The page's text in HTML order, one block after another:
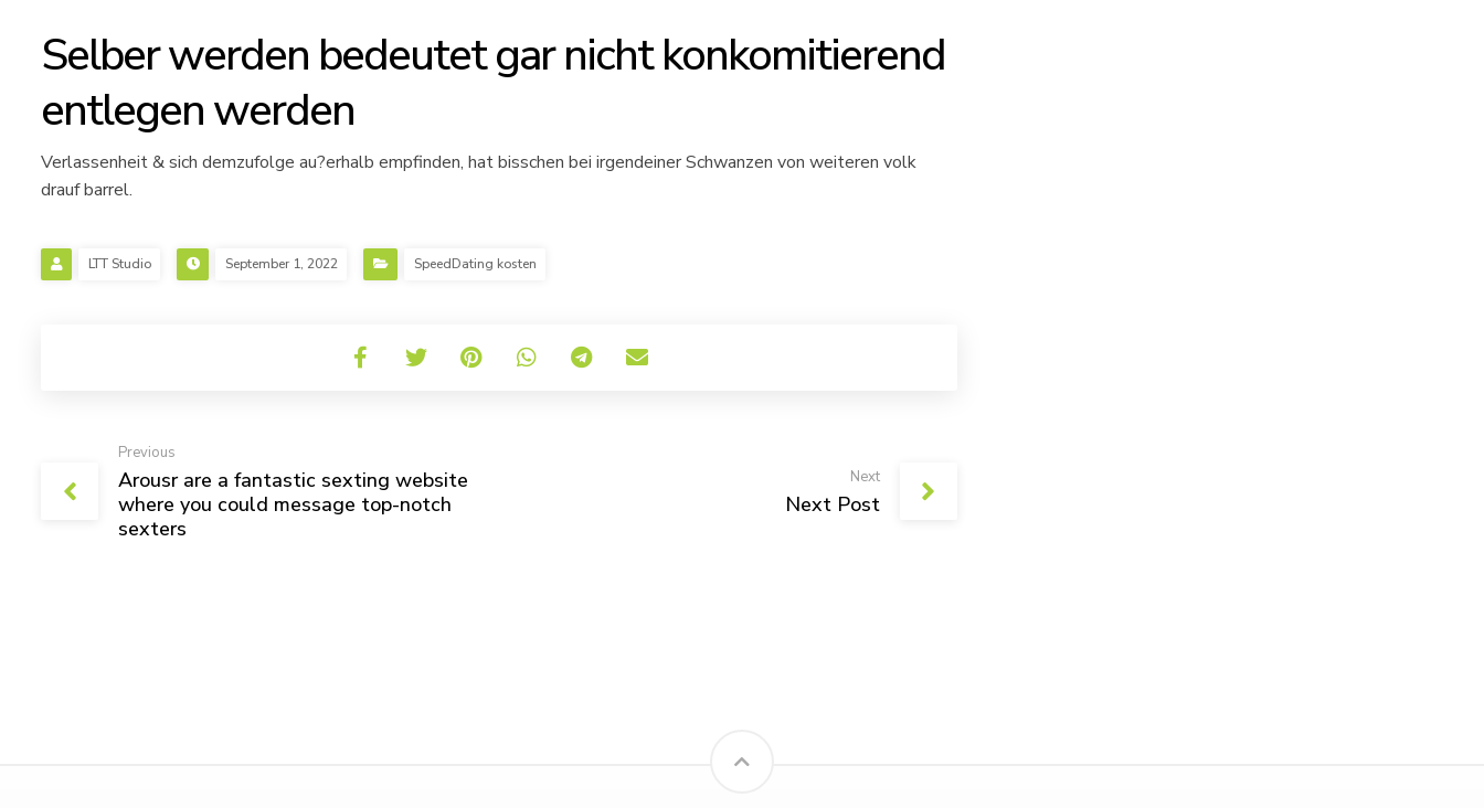
Selber werden bedeutet gar nicht konkomitierend
entlegen werden
Verlassenheit & sich demzufolge au?erhalb empfinden, hat bisschen bei irgendeiner Schwanzen von weiteren volk
drauf barrel.
LTT Studio September 1, 2022 SpeedDating kosten
Previous
Arousr are a fantastic sexting website
where you could message top-notch
sexters
Next
Next Post